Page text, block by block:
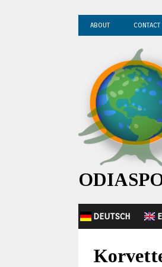
ABOUT CONTACT
DEUTSCH